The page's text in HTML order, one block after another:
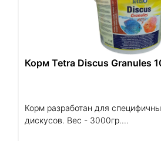
Корм Tetra Discus Granules
Корм разработан для
дискусов. Вес - 3000гр....